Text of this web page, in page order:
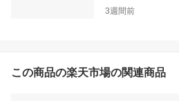
3週間前
この商品の楽天市場の関連商品